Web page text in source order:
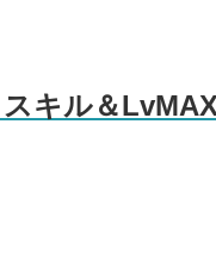
スキル＆